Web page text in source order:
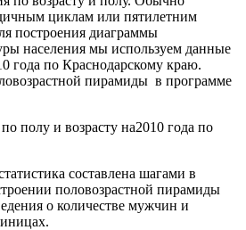
циклам или пятилетним
построения диаграммы
населения мы используем данные
года по Краснодарскому краю.
пирамиды в программе
полу и возрасту на2010 года по
составлена шагами в
половозрастной пирамиды
о количестве мужчин и